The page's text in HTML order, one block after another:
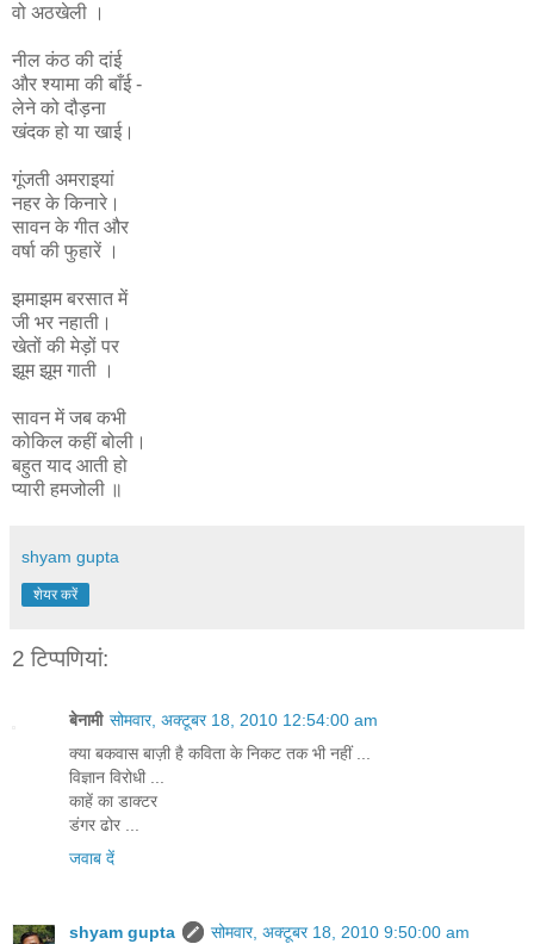
वो अठखेली ।
नील कंठ की दांई
और श्यामा की बाँई -
लेने को दौड़ना
खंदक हो या खाई।
गूंजती अमराइयां
नहर के किनारे।
सावन के गीत और
वर्षा की फुहारें ।
झमाझम बरसात में
जी भर नहाती।
खेतों की मेड़ों पर
झूम झूम गाती ।
सावन में जब कभी
कोकिल कहीं बोली।
बहुत याद आती हो
प्यारी हमजोली ॥
shyam gupta
शेयर करें
2 टिप्‍पणियां:
बेनामी सोमवार, अक्टूबर 18, 2010 12:54:00 am
क्या बकवास बाज़ी है कविता के निकट तक भी नहीं ...
विज्ञान विरोधी ...
काहें का डाक्टर
डंगर ढोर ...
जवाब दें
shyam gupta
सोमवार, अक्टूबर 18, 2010 9:50:00 am